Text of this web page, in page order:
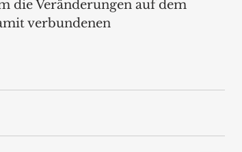
die Veränderungen auf dem
verbundenen